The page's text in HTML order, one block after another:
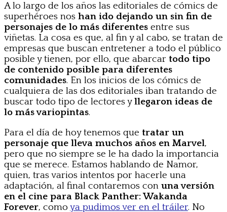
A lo largo de los años las editoriales de cómics de
superhéroes nos han ido dejando un sin fin de
personajes de lo más diferentes entre sus
viñetas. La cosa es que, al fin y al cabo, se tratan de
empresas que buscan entretener a todo el público
posible y tienen, por ello, que abarcar todo tipo
de contenido posible para diferentes
comunidades. En los inicios de los cómics de
cualquiera de las dos editoriales iban tratando de
buscar todo tipo de lectores yllegaron ideas de
lo más variopintas.
Para el día de hoy tenemos que tratar un
personaje que lleva muchos años en Marvel,
pero que no siempre se le ha dado la importancia
que se merece. Estamos hablando de Namor,
quien, tras varios intentos por hacerle una
adaptación, al final contaremos con una versión
en el cine para Black Panther: Wakanda
Forever, comoya pudimos ver en el tráiler. No